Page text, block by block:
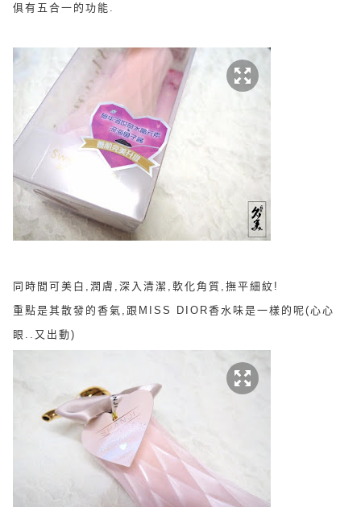
俱有 五合一的功能.
同時間可美白,潤膚,深入清潔,軟化角質,撫平細紋!
重點是其散發的香氣,跟MISS DIOR香水味是一樣的呢(心心
眼..又出動)